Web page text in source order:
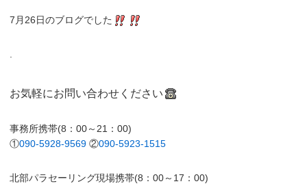
7月26日のブログでした
お気軽にお問い合わせください
事務所携帯(8：00～21：00)
①090-5928-9569 ②090-5923-1515
北部パラセーリング現場携帯(8：00～17：00)